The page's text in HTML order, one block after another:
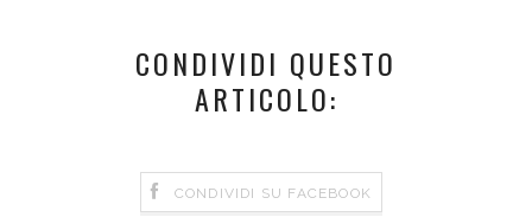
CONDIVIDI QUESTO
ARTICOLO:
CONDIVIDI SU FACEBOOK